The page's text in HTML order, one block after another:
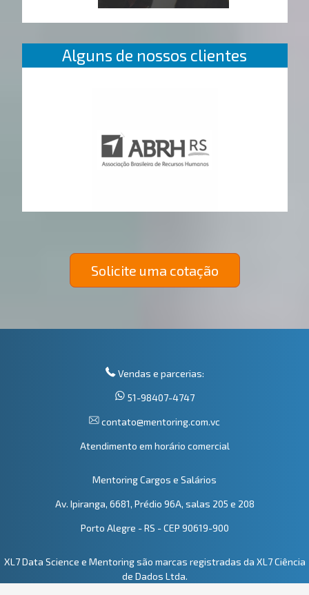
Alguns de nossos clientes
Solicite uma cotação
Vendas e parcerias:
51-98407-4747
contato@mentoring.com.vc
Atendimento em horário comercial
Mentoring Cargos e Salários
Av. Ipiranga, 6681, Prédio 96A, salas 205 e 208
Porto Alegre - RS - CEP 90619-900
XL7 Data Science e Mentoring são marcas registradas da XL7 Ciência
de Dados Ltda.